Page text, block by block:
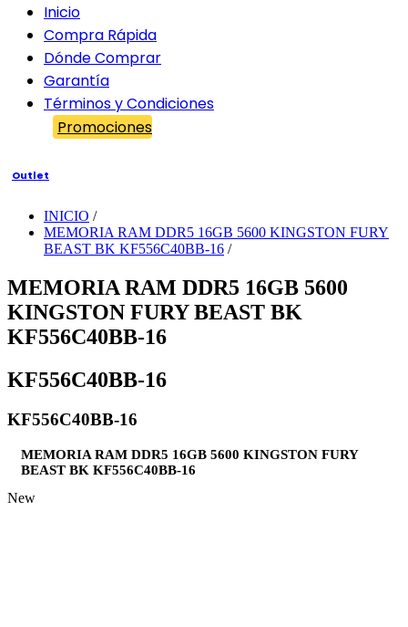
Inicio
Compra Rápida
Dónde Comprar
Garantía
Términos y Condiciones
Promociones
Outlet
INICIO /
MEMORIA RAM DDR5 16GB 5600 KINGSTON FURY
BEAST BK KF556C40BB-16 /
MEMORIA RAM DDR5 16GB 5600
KINGSTON FURY BEAST BK
KF556C40BB-16
KF556C40BB-16
KF556C40BB-16
MEMORIA RAM DDR5 16GB 5600 KINGSTON FURY
BEAST BK KF556C40BB-16
New